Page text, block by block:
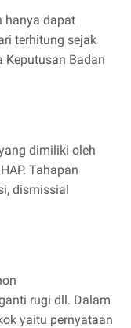
hanya dapat
terhitung sejak
Badan
dimiliki oleh
Tahapan
dismissial
rugi dll. Dalam
yaitu pernyataan